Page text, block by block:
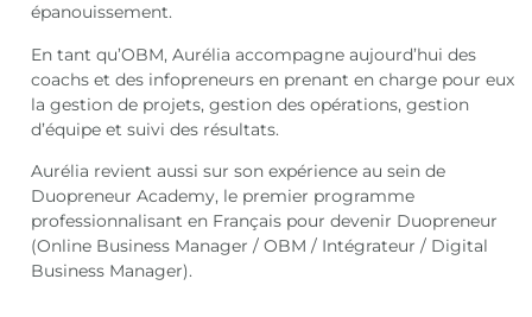
épanouissement.
En tant qu’OBM, Aurélia accompagne aujourd’hui des
coachs et des infopreneurs en prenant en charge pour eux
la gestion de projets, gestion des opérations, gestion
d’équipe et suivi des résultats.
Aurélia revient aussi sur son expérience au sein de
Duopreneur Academy, le premier programme
professionnalisant en Français pour devenir Duopreneur
(Online Business Manager / OBM / Intégrateur / Digital
Business Manager).